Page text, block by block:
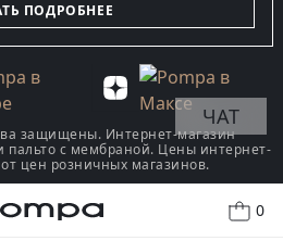
0
ПОДРОБНЕЕ
защищены. Интернет-магазин
пальто с мембраной. Цены интернет-
цен розничных магазинов.
ЧАТ